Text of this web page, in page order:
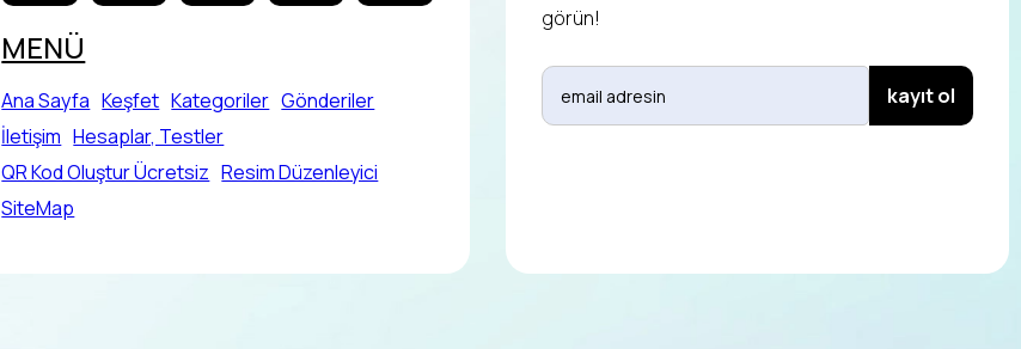
MENÜ
Ana Sayfa Keşfet Kategoriler Gönderiler
İletişim Hesaplar, Testler
QR Kod Oluştur Ücretsiz Resim Düzenleyici
SiteMap
görün!